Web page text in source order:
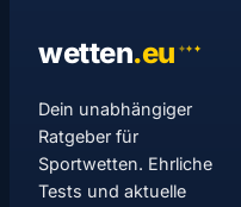
wetten.eu ✦✦ ✦
Dein unabhängiger
Ratgeber für
Sportwetten. Ehrliche
Tests und aktuelle